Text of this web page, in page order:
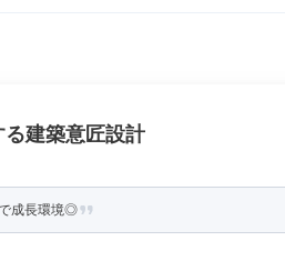
建築意匠設計
成長環境◎